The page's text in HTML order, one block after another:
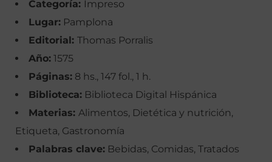
Categoría: Impreso
Lugar: Pamplona
Editorial: Thomas Porralis
Año: 1575
Páginas: 8 hs., 147 fol., 1 h.
Biblioteca: Biblioteca Digital Hispánica
Materias: Alimentos, Dietética y nutrición,
Etiqueta, Gastronomía
Palabras clave: Bebidas, Comidas, Tratados